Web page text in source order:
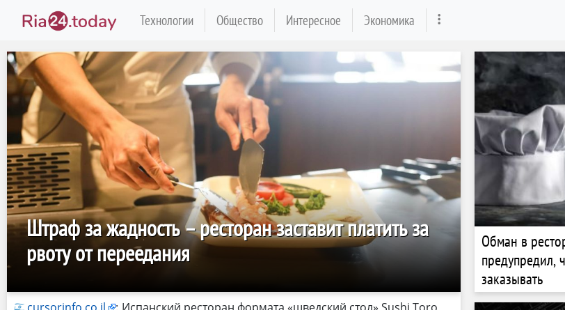
Технологии Общество Интересное Экономика
Штраф за жадность – ресторан заставит платить за
рвоту от переедания
Обман в
предупредил,
заказывать